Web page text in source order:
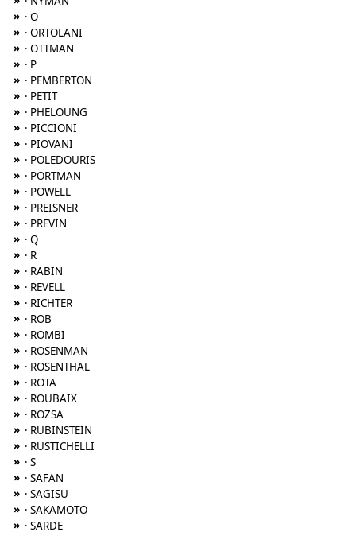
» · O
» · ORTOLANI
» · OTTMAN
» · P
» · PEMBERTON
» · PETIT
» · PHELOUNG
» · PICCIONI
» · PIOVANI
» · POLEDOURIS
» · PORTMAN
» · POWELL
» · PREISNER
» · PREVIN
» · Q
» · R
» · RABIN
» · REVELL
» · RICHTER
» · ROB
» · ROMBI
» · ROSENMAN
» · ROSENTHAL
» · ROTA
» · ROUBAIX
» · ROZSA
» · RUBINSTEIN
» · RUSTICHELLI
» · S
» · SAFAN
» · SAGISU
» · SAKAMOTO
» · SARDE